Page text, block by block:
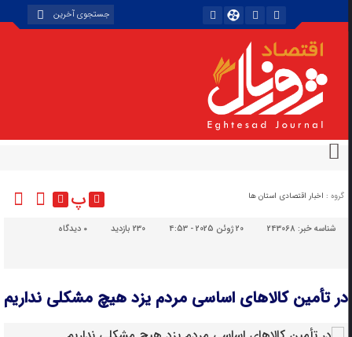
گروه : اخبار اقتصادی استان ها پ
شناسه خبر:243068 20 ژوئن 2025 - 4:53 230 بازدید دیدگاه
در تأمین کالاهای اساسی مردم یزد هیچ مشکلی نداریم